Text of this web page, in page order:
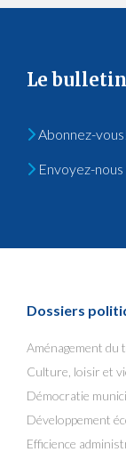
Le
Abonnez-vous!
Envoyez-
Dossiers
Aménagement
Culture, loisir et
Démocratie
Développement
Efficience